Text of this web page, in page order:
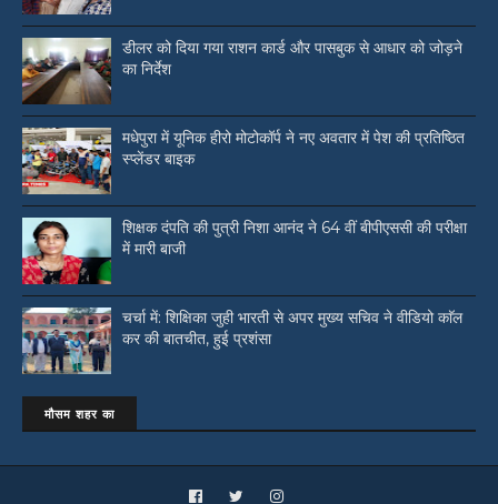
डीलर को दिया गया राशन कार्ड और पासबुक से आधार को जोड़ने
का निर्देश
मधेपुरा में यूनिक हीरो मोटोकॉर्प ने नए अवतार में पेश की प्रतिष्ठित
स्प्लेंडर बाइक
शिक्षक दंपति की पुत्री निशा आनंद ने 64 वीं बीपीएससी की परीक्षा
में मारी बाजी
चर्चा में: शिक्षिका जुही भारती से अपर मुख्य सचिव ने वीडियो काॅल
कर की बातचीत, हुई प्रशंसा
मौसम शहर का